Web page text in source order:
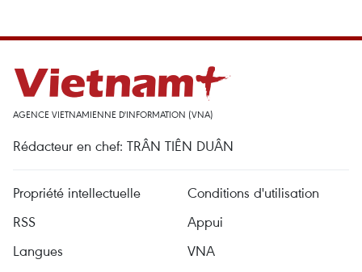
AGENCE VIETNAMIENNE D'INFORMATION (VNA)
Rédacteur en chef: TRÂN TIÊN DUÂN
Propriété intellectuelle
Conditions d'utilisation
RSS
Appui
Langues
VNA